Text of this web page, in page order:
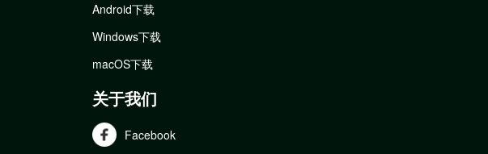
Android下载
Windows下载
macOS下载
关于我们
Facebook